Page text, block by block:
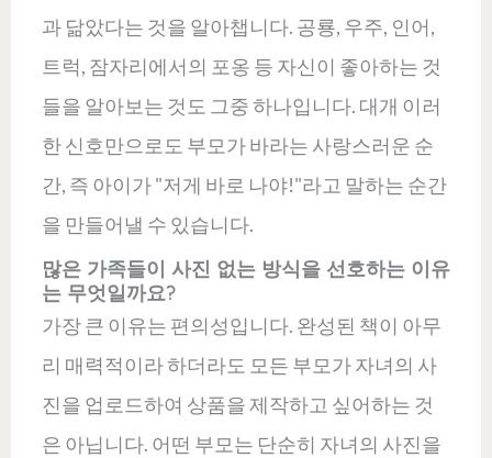
과 닮았다는 것을 알아챕니다. 공룡, 우주, 인어,
트럭, 잠자리에서의 포옹 등 자신이 좋아하는 것
들을 알아보는 것도 그중 하나입니다. 대개 이러
한 신호만으로도 부모가 바라는 사랑스러운 순
간, 즉 아이가 "저게 바로 나야!"라고 말하는 순간
을 만들어낼 수 있습니다.
많은 가족들이 사진 없는 방식을 선호하는 이유
는 무엇일까요?
가장 큰 이유는 편의성입니다. 완성된 책이 아무
리 매력적이라 하더라도 모든 부모가 자녀의 사
진을 업로드하여 상품을 제작하고 싶어하는 것
은 아닙니다. 어떤 부모는 단순히 자녀의 사진을